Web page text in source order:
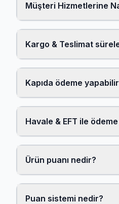
Müşteri Hizmetlerine
Kargo & Teslimat
Kapıda ödeme
Havale & EFT ile
Ürün puanı nedir?
Puan sistemi nedir?